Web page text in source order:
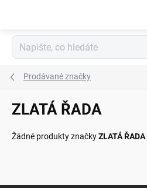
Prodávané značky
ZLATÁ ŘADA
Žádné produkty značkyZLATÁ ŘADA